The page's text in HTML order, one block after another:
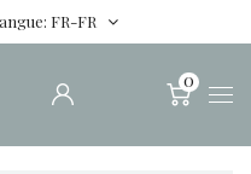
FR-FR
0